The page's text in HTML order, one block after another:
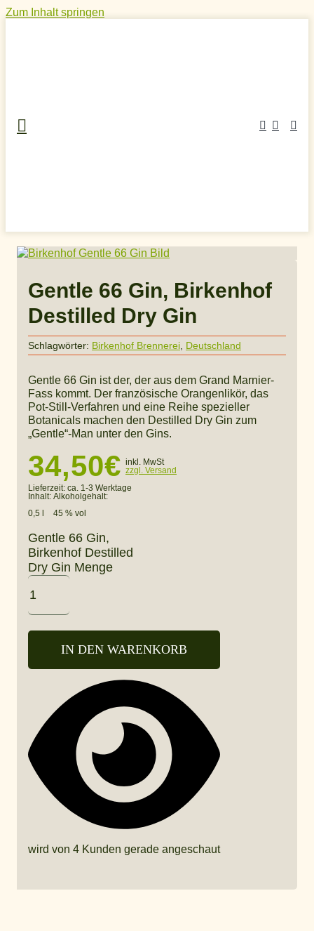
Zum Inhalt springen
Gentle 66 Gin, Birkenhof
Destilled Dry Gin
Schlagwörter: Birkenhof Brennerei Deutschland
Gentle 66 Gin ist der, der aus dem Grand Marnier-
Fass kommt. Der französische Orangenlikör, das
Pot-Still-Verfahren und eine Reihe spezieller
Botanicals machen den Destilled Dry Gin zum
„Gentle“-Man unter den Gins.
34,50€ inkl. MwSt
zzgl. Versand
Lieferzeit: ca. 1-3 Werktage
Inhalt:
0,5 l
Alkoholgehalt:
45 % vol
Gentle 66 Gin,
Birkenhof Destilled
Dry Gin Menge
IN DEN WARENKORB
wird von 4 Kunden gerade angeschaut